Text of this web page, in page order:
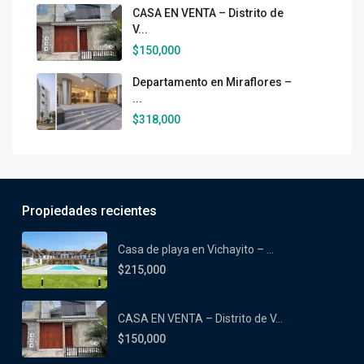
CASA EN VENTA – Distrito de
V...
$150,000
Departamento en Miraflores –
...
$318,000
Propiedades recientes
Casa de playa en Vichayito – ...
$215,000
CASA EN VENTA – Distrito de V...
$150,000